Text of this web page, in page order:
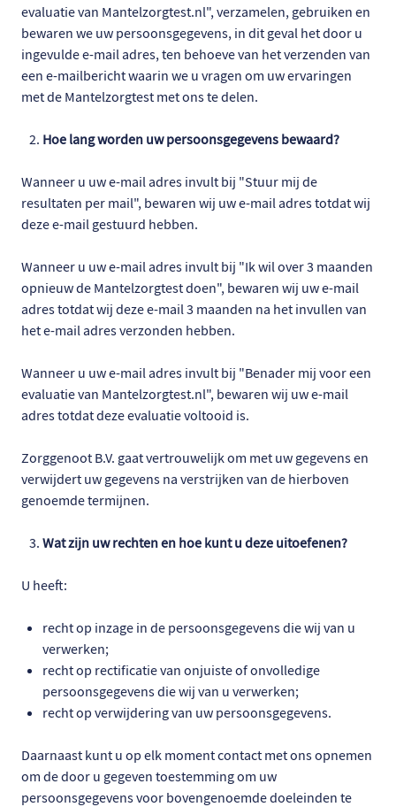
evaluatie van Mantelzorgtest.nl", verzamelen, gebruiken en
bewaren we uw persoonsgegevens, in dit geval het door u
ingevulde e-mail adres, ten behoeve van het verzenden van
een e-mailbericht waarin we u vragen om uw ervaringen
met de Mantelzorgtest met ons te delen.
Hoe lang worden uw persoonsgegevens bewaard?
Wanneer u uw e-mail adres invult bij "Stuur mij de
resultaten per mail", bewaren wij uw e-mail adres totdat wij
deze e-mail gestuurd hebben.
Wanneer u uw e-mail adres invult bij "Ik wil over 3 maanden
opnieuw de Mantelzorgtest doen", bewaren wij uw e-mail
adres totdat wij deze e-mail 3 maanden na het invullen van
het e-mail adres verzonden hebben.
Wanneer u uw e-mail adres invult bij "Benader mij voor een
evaluatie van Mantelzorgtest.nl", bewaren wij uw e-mail
adres totdat deze evaluatie voltooid is.
Zorggenoot B.V. gaat vertrouwelijk om met uw gegevens en
verwijdert uw gegevens na verstrijken van de hierboven
genoemde termijnen.
Wat zijn uw rechten en hoe kunt u deze uitoefenen?
U heeft:
recht op inzage in de persoonsgegevens die wij van u
verwerken;
recht op rectificatie van onjuiste of onvolledige
persoonsgegevens die wij van u verwerken;
recht op verwijdering van uw persoonsgegevens.
Daarnaast kunt u op elk moment contact met ons opnemen
om de door u gegeven toestemming om uw
persoonsgegevens voor bovengenoemde doeleinden te